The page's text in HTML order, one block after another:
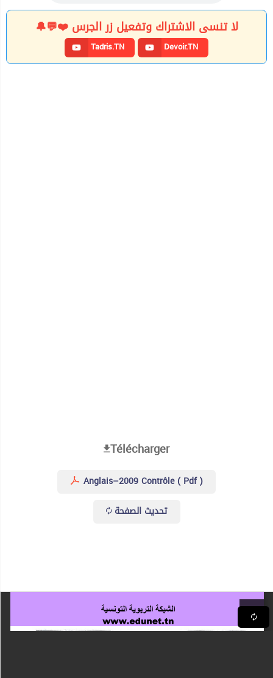
لا تنسى الاشتراك وتفعيل زر الجرس ❤️💬🔔
Tadris.TN Devoir.TN
Télécharger
Anglais–2009 Contrôle ( Pdf )
تحديث الصفحة